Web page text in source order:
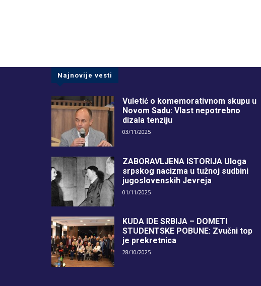
Najnovije vesti
Vuletić o komemorativnom skupu u
Novom Sadu: Vlast nepotrebno
dizala tenziju
03/11/2025
ZABORAVLJENA ISTORIJA Uloga
srpskog nacizma u tužnoj sudbini
jugoslovenskih Jevreja
01/11/2025
KUDA IDE SRBIJA – DOMETI
STUDENTSKE POBUNE: Zvučni top
je prekretnica
28/10/2025